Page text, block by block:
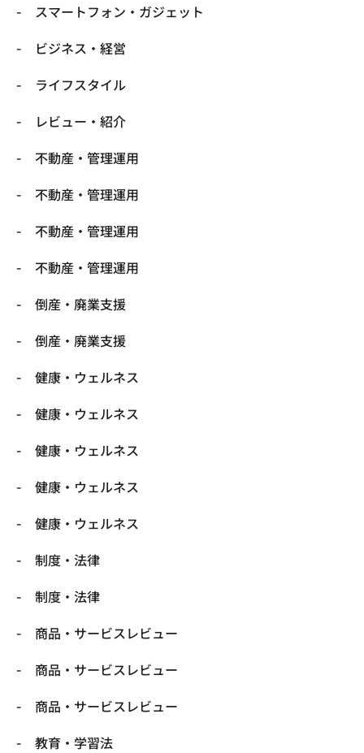
スマートフォン・ガジェット
ビジネス・経営
ライフスタイル
レビュー・紹介
不動産・管理運用
不動産・管理運用
不動産・管理運用
不動産・管理運用
倒産・廃業支援
倒産・廃業支援
健康・ウェルネス
健康・ウェルネス
健康・ウェルネス
健康・ウェルネス
健康・ウェルネス
制度・法律
制度・法律
商品・サービスレビュー
商品・サービスレビュー
商品・サービスレビュー
教育・学習法